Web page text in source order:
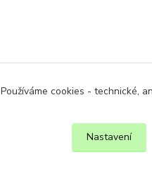
Používáme cookies - technické,
Nastavení